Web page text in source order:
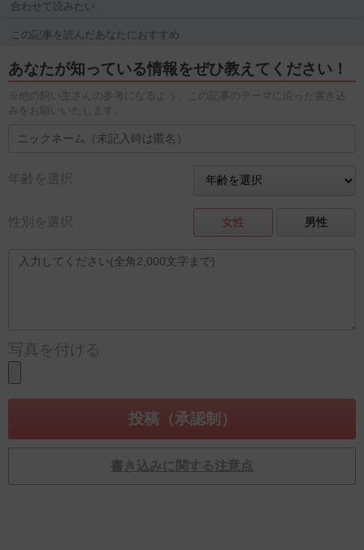
合わせて読みたい
この記事を読んだあなたにおすすめ
あなたが知っている情報をぜひ教えてください！
※他の飼い主さんの参考になるよう、この記事のテーマに沿った書き込
みをお願いいたします。
年齢を選択
性別を選択 女性 男性
写真を付ける
書き込みに関する注意点